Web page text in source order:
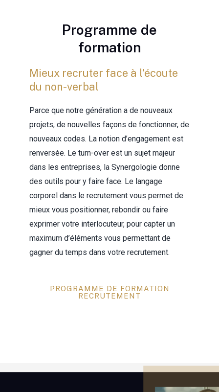
Programme de
formation
Mieux recruter face à l'écoute
du non-verbal
Parce que notre génération a de nouveaux
projets, de nouvelles façons de fonctionner, de
nouveaux codes. La notion d’engagement est
renversée. Le turn-over est un sujet majeur
dans les entreprises, la Synergologie donne
des outils pour y faire face. Le langage
corporel dans le recrutement vous permet de
mieux vous positionner, rebondir ou faire
exprimer votre interlocuteur, pour capter un
maximum d’éléments vous permettant de
gagner du temps dans votre recrutement.
PROGRAMME DE FORMATION
RECRUTEMENT